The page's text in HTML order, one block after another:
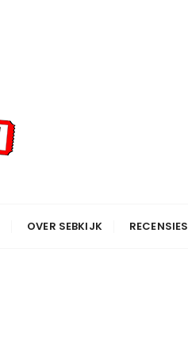
OVER SEBKIJK RECENSIES